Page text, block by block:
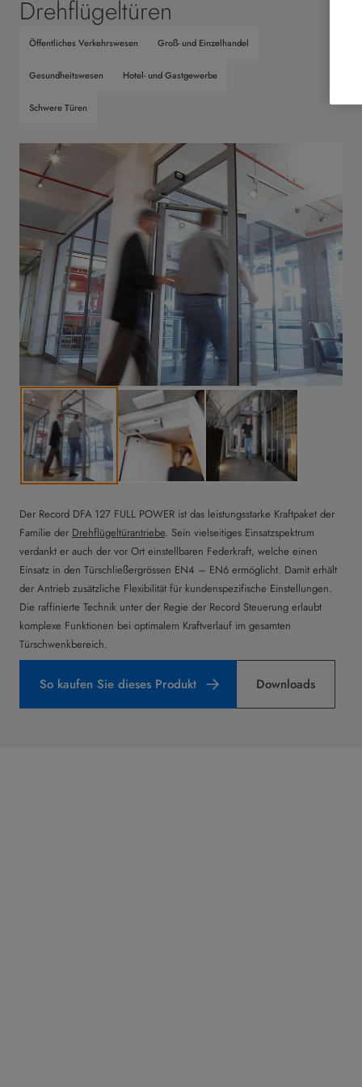
Drehflügeltüren
Öffentliches Verkehrswesen Groß- und Einzelhandel
Gesundheitswesen Hotel- und Gastgewerbe
Schwere Türen
Der Record DFA 127 FULL POWER ist das leistungsstarke Kraftpaket der
Familie der Drehflügeltürantriebe. Sein vielseitiges Einsatzspektrum
verdankt er auch der vor Ort einstellbaren Federkraft, welche einen
Einsatz in den Türschließergrössen EN4 – EN6 ermöglicht. Damit erhält
der Antrieb zusätzliche Flexibilität für kundenspezifische Einstellungen.
Die raffinierte Technik unter der Regie der Record Steuerung erlaubt
komplexe Funktionen bei optimalem Kraftverlauf im gesamten
Türschwenkbereich.
So kaufen Sie dieses Produkt Downloads